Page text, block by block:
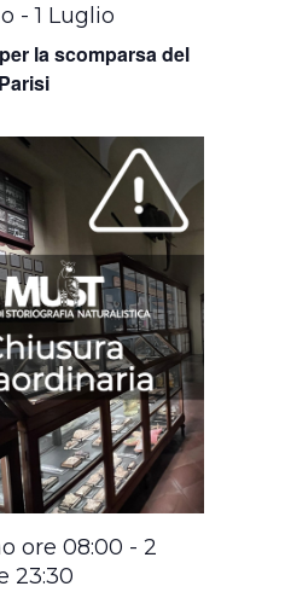
la scomparsa del
-1 Luglio
ore 08:00 -2
23:30